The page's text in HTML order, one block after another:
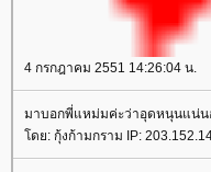
4 กรกฎาคม 2551 14:26:04 น.
มาบอกพี่แหม่มค่ะว่าอุดหนุนแน่น
ดย: กุ้งก้ามกราม IP: